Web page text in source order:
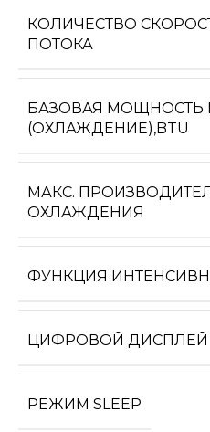
КОЛИЧЕСТВО
ПОТОКА
БАЗОВАЯ
(ОХЛАЖДЕНИЕ),BTU
МАКС.
ОХЛАЖДЕНИЯ
ФУНКЦИЯ
ЦИФРОВОЙ ДИСПЛЕЙ
РЕЖИМ SLEEP